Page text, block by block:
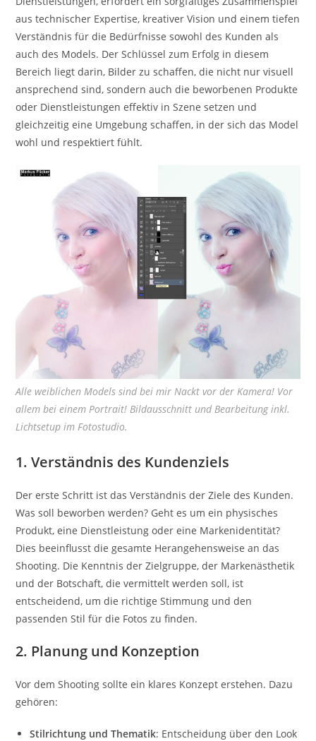
aus technischer Expertise, kreativer Vision und einem tiefen
Verständnis für die Bedürfnisse sowohl des Kunden als
auch des Models. Der Schlüssel zum Erfolg in diesem
Bereich liegt darin, Bilder zu schaffen, die nicht nur visuell
ansprechend sind, sondern auch die beworbenen Produkte
oder Dienstleistungen effektiv in Szene setzen und
gleichzeitig eine Umgebung schaffen, in der sich das Model
wohl und respektiert fühlt.
Alle weiblichen Models sind bei mir Nackt vor der Kamera! Vor
allem bei einem Portrait! Bildausschnitt und Bearbeitung inkl.
Lichtsetup im Fotostudio.
1. Verständnis des Kundenziels
Der erste Schritt ist das Verständnis der Ziele des Kunden.
Was soll beworben werden? Geht es um ein physisches
Produkt, eine Dienstleistung oder eine Markenidentität?
Dies beeinflusst die gesamte Herangehensweise an das
Shooting. Die Kenntnis der Zielgruppe, der Markenästhetik
und der Botschaft, die vermittelt werden soll, ist
entscheidend, um die richtige Stimmung und den
passenden Stil für die Fotos zu finden.
2. Planung und Konzeption
Vor dem Shooting sollte ein klares Konzept erstehen. Dazu
gehören:
Stilrichtung und Thematik: Entscheidung über den Look